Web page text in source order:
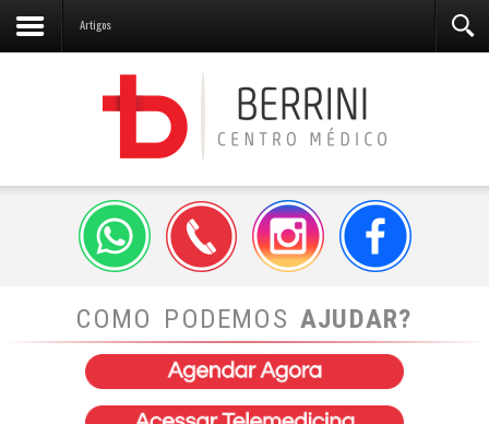
Artigos
COMO PODEMOS AJUDAR?